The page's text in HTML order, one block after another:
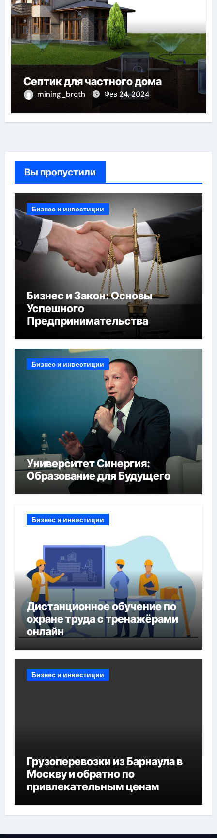
Септик для частного дома
mining_broth Фев 24, 2024
Вы пропустили
Бизнес и инвестиции
Бизнес и Закон: Основы
Успешного
Предпринимательства
Бизнес и инвестиции
Университет Синергия:
Образование для Будущего
Бизнес и инвестиции
Дистанционное обучение по
охране труда с тренажёрами
онлайн
Бизнес и инвестиции
Грузоперевозки из Барнаула в
Москву и обратно по
привлекательным ценам